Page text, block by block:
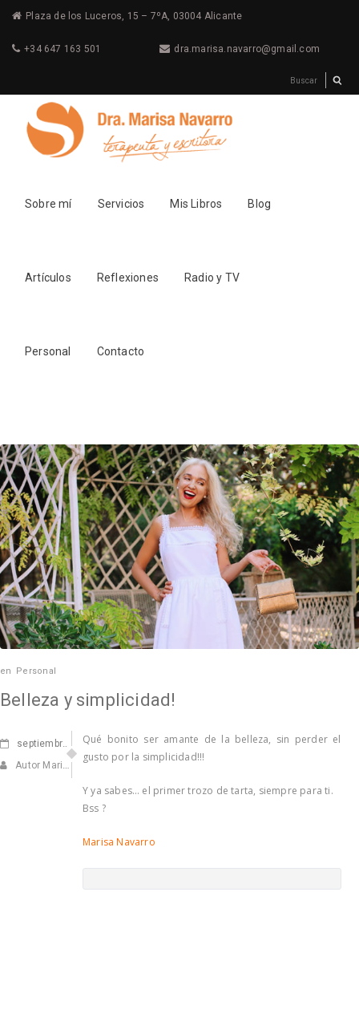
Plaza de los Luceros, 15 – 7ºA, 03004 Alicante
+34 647 163 501 dra.marisa.navarro@gmail.com
Sobre mí Servicios Mis Libros Blog
Artículos Reflexiones Radio y TV
Personal Contacto
en Personal
Belleza y simplicidad!
septiembre
25, 2020
Autor Marisa Navarro
Qué bonito ser amante de la belleza, sin perder el
gusto por la simplicidad!!!
Y ya sabes… el primer trozo de tarta, siempre para ti.
Bss ?
Marisa Navarro